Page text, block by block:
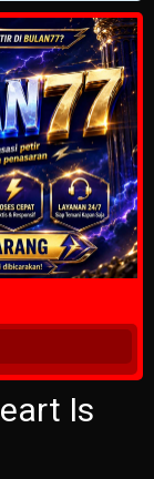
4 Wait Time
Is